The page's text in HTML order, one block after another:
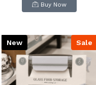
Buy Now
Sale
New